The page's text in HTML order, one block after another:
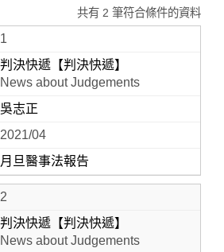
共有 2 筆符合條件的資料
1
判決快遞【判決快遞】
News about Judgements
吳志正
2021/04
月旦醫事法報告
2
判決快遞【判決快遞】
News about Judgements